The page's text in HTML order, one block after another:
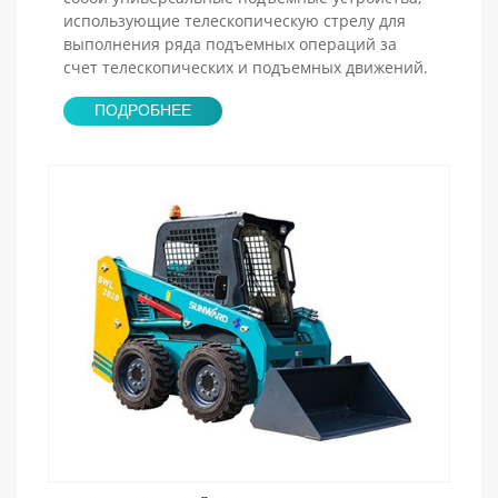
использующие телескопическую стрелу для
выполнения ряда подъемных операций за
счет телескопических и подъемных движений.
ПОДРОБНЕЕ